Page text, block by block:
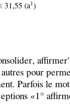
31,55 (a1)
pour
Parfois le
«1°